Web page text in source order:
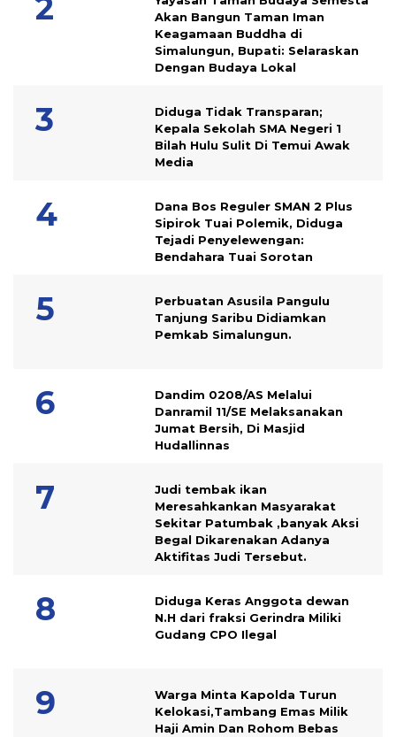
Akan Bangun Taman Iman
Keagamaan Buddha di
Simalungun, Bupati: Selaraskan
Dengan Budaya Lokal
Diduga Tidak Transparan;
Kepala Sekolah SMA Negeri 1
Bilah Hulu Sulit Di Temui Awak
Media
Dana Bos Reguler SMAN 2 Plus
Sipirok Tuai Polemik, Diduga
Tejadi Penyelewengan:
Bendahara Tuai Sorotan
Perbuatan Asusila Pangulu
Tanjung Saribu Didiamkan
Pemkab Simalungun.
Dandim 0208/AS Melalui
Danramil 11/SE Melaksanakan
Jumat Bersih, Di Masjid
Hudallinnas
Judi tembak ikan
Meresahkankan Masyarakat
Sekitar Patumbak ,banyak Aksi
Begal Dikarenakan Adanya
Aktifitas Judi Tersebut.
Diduga Keras Anggota dewan
N.H dari fraksi Gerindra Miliki
Gudang CPO Ilegal
Warga Minta Kapolda Turun
Kelokasi,Tambang Emas Milik
Haji Amin Dan Rohom Bebas